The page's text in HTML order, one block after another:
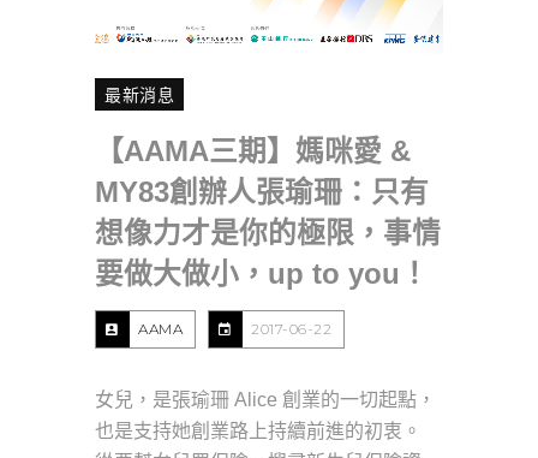
最新消息
【AAMA三期】媽咪愛 &
MY83創辦人張瑜珊：只有
想像力才是你的極限，事情
要做大做小，up to you！
AAMA 2017-06-22
女兒，是張瑜珊 Alice 創業的一切起點，
也是支持她創業路上持續前進的初衷。